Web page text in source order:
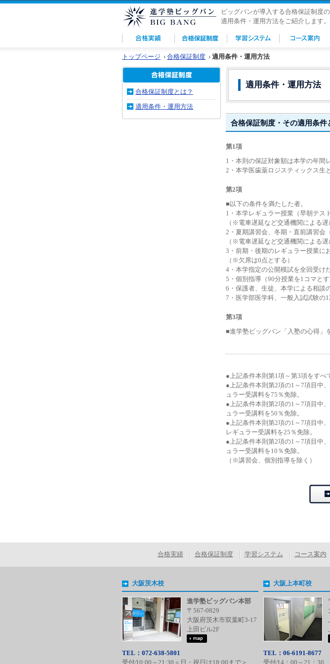
ビッグバンが導入する合格保証制度の
適用条件・運用方法をご紹介します。
トップページ › 合格保証制度 › 適用条件・運用方法
適用条件・運用方法
合格保証制度・その適用条件
第1項
1・本則の保証対象額は本学の年間
2・本学医歯薬ロジスティックス生
第2項
■以下の条件を満たした者。
1・本学レギュラー授業（早朝テス
（※電車遅延など交通機関による
2・夏期講習会、冬期・直前講習会
（※電車遅延など交通機関による
3・前期・後期のレギュラー授業に
（※欠席は0点とする）
4・本学指定の公開模試を全回受け
5・個別指導（90分授業を1コマと
6・保護者、生徒、本学による相談
7・医学部医学科、一般入試試験の
第3項
■進学塾ビッグバン「入塾の心得」
●上記条件本則第1項～第3項をすべ
●上記条件本則第2項の1～7項目中
ュラー受講料を75％免除。
●上記条件本則第2項の1～7項目中
ュラー受講料を50％免除。
●上記条件本則第2項の1～7項目中
レギュラー受講料を25％免除。
●上記条件本則第2項の1～7項目中
ュラー受講料を10％免除。
（※講習会、個別指導を除く）
合格保証制度とは？
適用条件・運用方法
合格実績 合格保証制度 学習システム コース案内
大阪茨木校
進学塾ビッグバン本部
〒567-0829
大阪府茨木市双葉町3-17
上田ビル2F
TEL：072-638-5801
受付⁄10:00～21:30＜日・祝日は18:00まで＞
大阪上本町校
TEL：06-6191-8677
受付⁄14：00～21：30